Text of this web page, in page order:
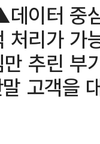
이터 중
처리가
추린 부
고객을